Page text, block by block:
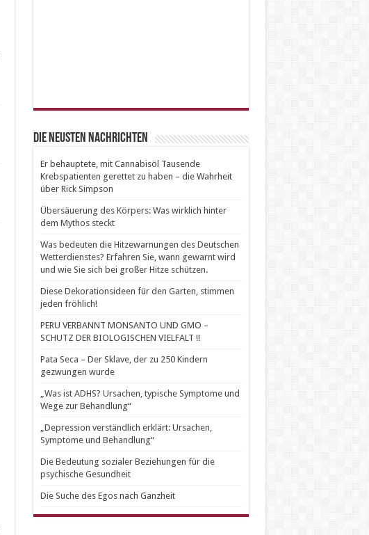
Die neusten Nachrichten
Er behauptete, mit Cannabisöl Tausende
Krebspatienten gerettet zu haben – die Wahrheit
über Rick Simpson
Übersäuerung des Körpers: Was wirklich hinter
dem Mythos steckt
Was bedeuten die Hitzewarnungen des Deutschen
Wetterdienstes? Erfahren Sie, wann gewarnt wird
und wie Sie sich bei großer Hitze schützen.
Diese Dekorationsideen für den Garten, stimmen
jeden fröhlich!
PERU VERBANNT MONSANTO UND GMO –
SCHUTZ DER BIOLOGISCHEN VIELFALT !!
Pata Seca – Der Sklave, der zu 250 Kindern
gezwungen wurde
„Was ist ADHS? Ursachen, typische Symptome und
Wege zur Behandlung“
„Depression verständlich erklärt: Ursachen,
Symptome und Behandlung“
Die Bedeutung sozialer Beziehungen für die
psychische Gesundheit
Die Suche des Egos nach Ganzheit